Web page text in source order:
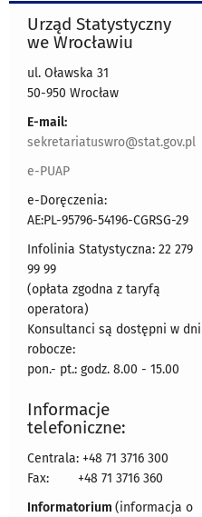
Urząd Statystyczny
we Wrocławiu
ul. Oławska 31
50-950 Wrocław
E-mail:
sekretariatuswro@stat.gov.pl
e-PUAP
e-Doręczenia:
AE:PL-95796-54196-CGRSG-29
Infolinia Statystyczna: 22 279
99 99
(opłata zgodna z taryfą
operatora)
Konsultanci są dostępni w dni
robocze:
pon.- pt.: godz. 8.00 - 15.00
Informacje
telefoniczne:
Centrala: +48 71 3716 300
Fax:
+48 71 3716 360
Informatorium (informacja o